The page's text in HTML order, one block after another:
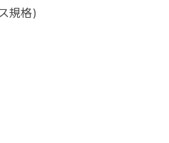
規格)